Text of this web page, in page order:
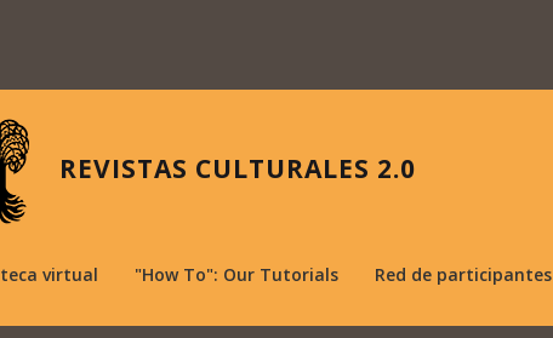
REVISTAS CULTURALES 2.0
virtual "How To": Our Tutorials Red de participantes